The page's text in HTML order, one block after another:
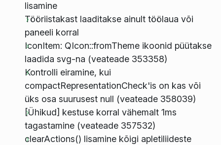
lisamine
Tööriistakast laaditakse ainult töölaua või
paneeli korral
IconItem: QIcon::fromTheme ikoonid püütakse
laadida svg-na (veateade 353358)
Kontrolli eiramine, kui
compactRepresentationCheck'is on kas või
üks osa suurusest null (veateade 358039)
[Ühikud] kestuse korral vähemalt 1ms
tagastamine (veateade 357532)
clearActions() lisamine kõigi apletiliideste